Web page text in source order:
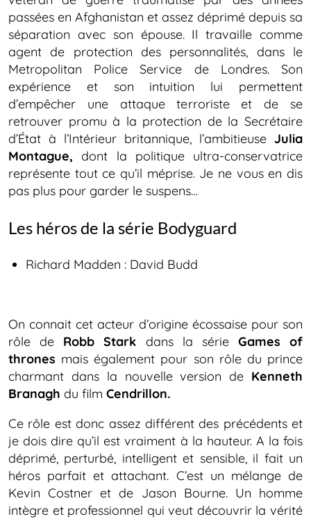
passées en Afghanistan et assez déprimé depuis sa
séparation avec son épouse. Il travaille comme
agent de protection des personnalités, dans le
Metropolitan Police Service de Londres. Son
expérience et son intuition lui permettent
d’empêcher une attaque terroriste et de se
retrouver promu à la protection de la Secrétaire
d’État à l’Intérieur britannique, l’ambitieuse Julia
Montague, dont la politique ultra-conservatrice
représente tout ce qu’il méprise. Je ne vous en dis
pas plus pour garder le suspens…
Les héros de la série Bodyguard
Richard Madden : David Budd
On connait cet acteur d’origine écossaise pour son
rôle de Robb Stark dans la série Games of
thrones mais également pour son rôle du prince
charmant dans la nouvelle version de Kenneth
Branagh du film Cendrillon.
Ce rôle est donc assez différent des précédents et
je dois dire qu’il est vraiment à la hauteur. A la fois
déprimé, perturbé, intelligent et sensible, il fait un
héros parfait et attachant. C’est un mélange de
Kevin Costner et de Jason Bourne. Un homme
intègre et professionnel qui veut découvrir la vérité